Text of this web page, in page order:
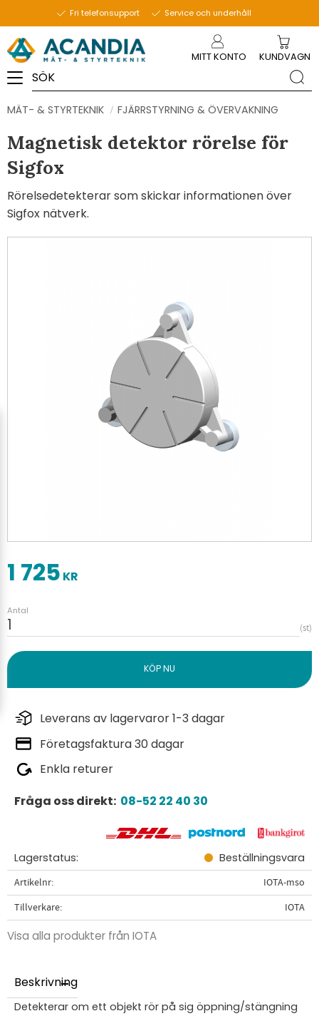
Fri telefonsupport Service och underhåll
MITT KONTO KUNDVAGN
MÄT- & STYRTEKNIK FJÄRRSTYRNING & ÖVERVAKNING
Magnetisk detektor rörelse för
Sigfox
Rörelsedetekterar som skickar informationen över
Sigfox nätverk.
1 725 KR
Antal
st
Leverans av lagervaror 1-3 dagar
Företagsfaktura 30 dagar
Enkla returer
Fråga oss direkt: 08-52 22 40 30
Lagerstatus Beställningsvara
Artikelnr
IOTA-mso
Tillverkare
IOTA
Visa alla produkter från IOTA
Beskrivning
Detekterar om ett objekt rör på sig öppning/stängning